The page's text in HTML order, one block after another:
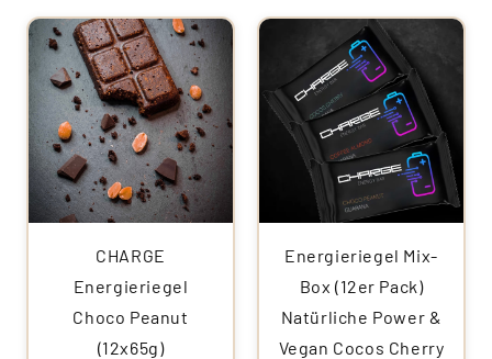
CHARGE
Energieriegel
Choco Peanut
(12x65g)
Energieriegel Mix-
Box (12er Pack)
Natürliche Power &
Vegan Cocos Cherry